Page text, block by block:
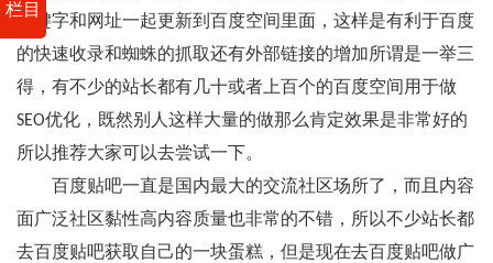
栏目
关键字和网址一起更新到百度空间里面，这样是有利于百度
的快速收录和蜘蛛的抓取还有外部链接的增加所谓是一举三
得，有不少的站长都有几十或者上百个的百度空间用于做
SEO优化，既然别人这样大量的做那么肯定效果是非常好的
所以推荐大家可以去尝试一下。
百度贴吧一直是国内最大的交流社区场所了，而且内容
面广泛社区黏性高内容质量也非常的不错，所以不少站长都
去百度贴吧获取自己的一块蛋糕，但是现在去百度贴吧做广